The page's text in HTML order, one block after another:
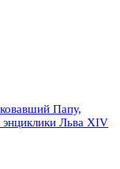
Папу,
энциклики Льва XIV